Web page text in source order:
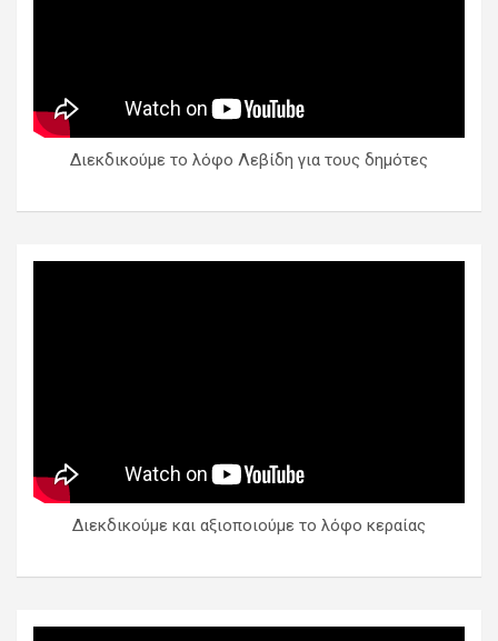
Διεκδικούμε το λόφο Λεβίδη για τους δημότες
Διεκδικούμε και αξιοποιούμε το λόφο κεραίας